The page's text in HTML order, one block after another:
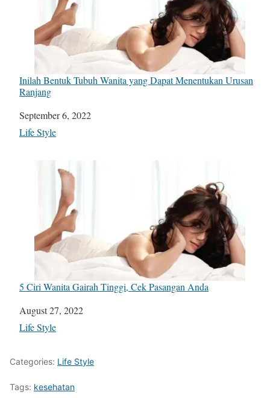
Inilah Bentuk Tubuh Wanita yang Dapat Menentukan Urusan
Ranjang
Date
September 6, 2022
In relation to
Life Style
5 Ciri Wanita Gairah Tinggi, Cek Pasangan Anda
Date
August 27, 2022
In relation to
Life Style
Categories: Life Style
Tags: kesehatan